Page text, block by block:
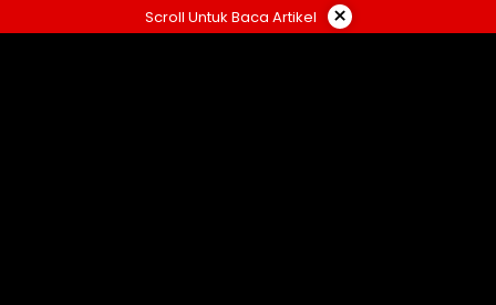
ke
Scroll Untuk Baca Artikel ×